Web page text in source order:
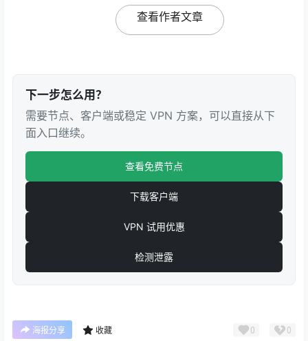
查看作者文章
下一步怎么用？
需要节点、客户端或稳定 VPN 方案，可以直接从下
面入口继续。
查看免费节点
下载客户端
VPN 试用优惠
检测泄露
海报分享 收藏 0 0